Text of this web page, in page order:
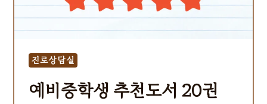
진로상담실
예비중학생 추천도서 20권